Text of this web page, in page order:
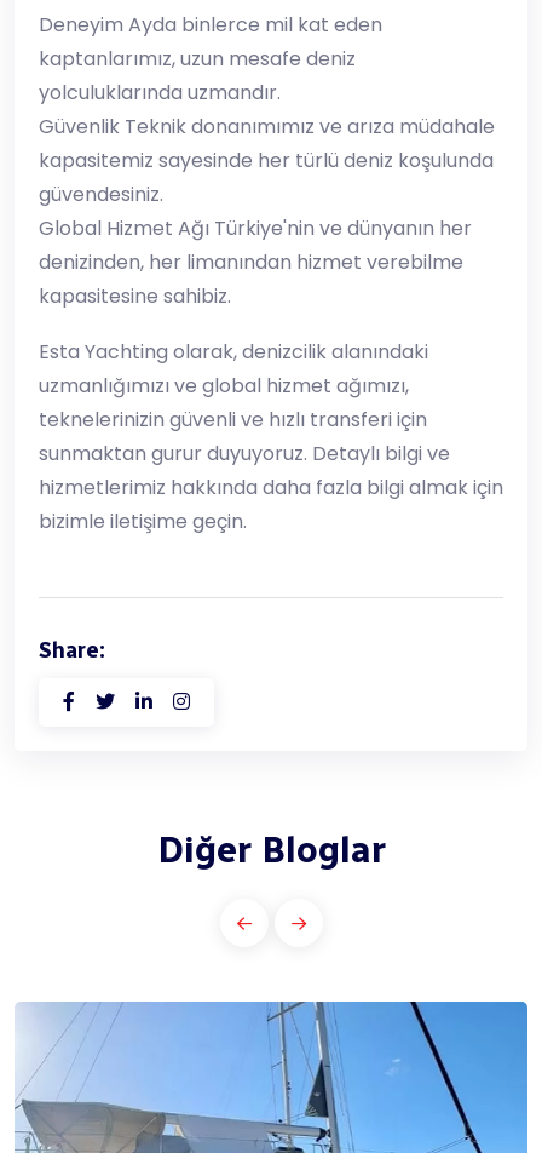
Deneyim Ayda binlerce mil kat eden
kaptanlarımız, uzun mesafe deniz
yolculuklarında uzmandır.
Güvenlik Teknik donanımımız ve arıza müdahale
kapasitemiz sayesinde her türlü deniz koşulunda
güvendesiniz.
Global Hizmet Ağı Türkiye'nin ve dünyanın her
denizinden, her limanından hizmet verebilme
kapasitesine sahibiz.
Esta Yachting olarak, denizcilik alanındaki
uzmanlığımızı ve global hizmet ağımızı,
teknelerinizin güvenli ve hızlı transferi için
sunmaktan gurur duyuyoruz. Detaylı bilgi ve
hizmetlerimiz hakkında daha fazla bilgi almak için
bizimle iletişime geçin.
Share:
Diğer Bloglar